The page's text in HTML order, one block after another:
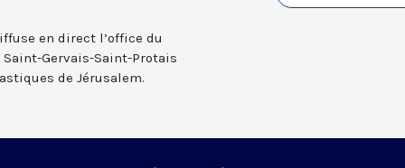
en direct l’office du
Gervais-Saint-Protais
de Jérusalem.